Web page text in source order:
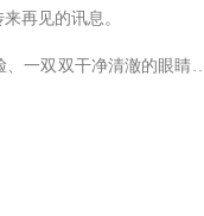
再见的讯息。
一双双干净清澈的眼睛